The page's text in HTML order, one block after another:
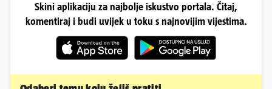
Skini aplikaciju za najbolje iskustvo portala. Čitaj,
komentiraj i budi uvijek u toku s najnovijim vijestima.